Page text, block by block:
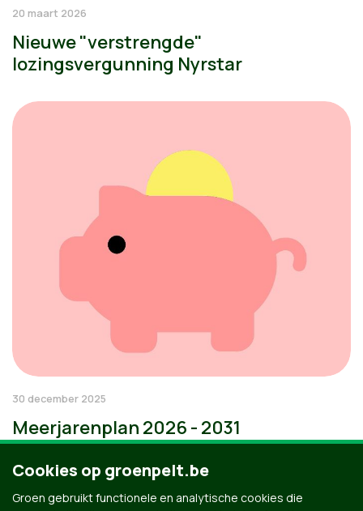
20 maart 2026
Nieuwe "verstrengde"
lozingsvergunning Nyrstar
30 december 2025
Meerjarenplan 2026 - 2031
Cookies op groenpelt.be
Groen gebruikt functionele en analytische cookies die